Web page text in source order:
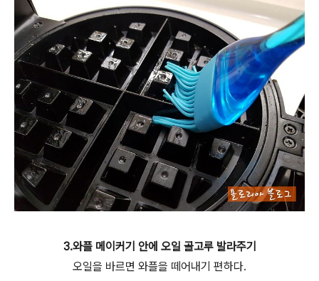
3.와플 메이커기 안에 오일 골고루 발라주기
오일을 바르면 와플을 떼어내기 편하다.